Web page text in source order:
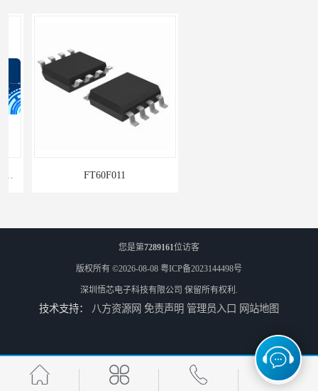
FT60F011
PN8366ic器件 PN8161电源ic的作用
您是第7289161位访客
版权所有 ©2026-08-08 粤ICP备2023144498号
深圳悟芯电子科技有限公司 保留所有权利.
技术支持： 八方资源网 免责声明 管理员入口 网站地图